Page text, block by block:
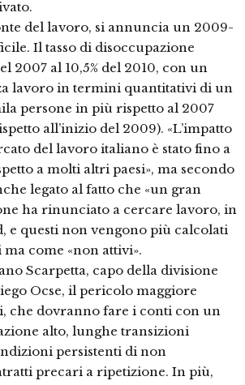
del lavoro, si annuncia un 2009-
Il tasso di disoccupazione
2007 al 10,5% del 2010, con un
lavoro in termini quantitativi di un
persone in più rispetto al 2007
all’inizio del 2009). «L’impatto
del lavoro italiano è stato fino a
a molti altri paesi», ma secondo
legato al fatto che «un gran
ha rinunciato a cercare lavoro, in
e questi non vengono più calcolati
come «non attivi».
Scarpetta, capo della divisione
Ocse, il pericolo maggiore
che dovranno fare i conti con un
alto, lunghe transizioni
persistenti di non
precari a ripetizione. In più,